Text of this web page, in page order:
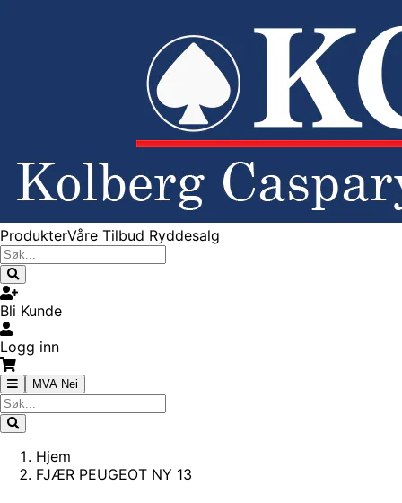
ProdukterVåre Tilbud Ryddesalg
Bli Kunde
Logg inn
MVA Nei
Hjem
FJÆR PEUGEOT NY 13